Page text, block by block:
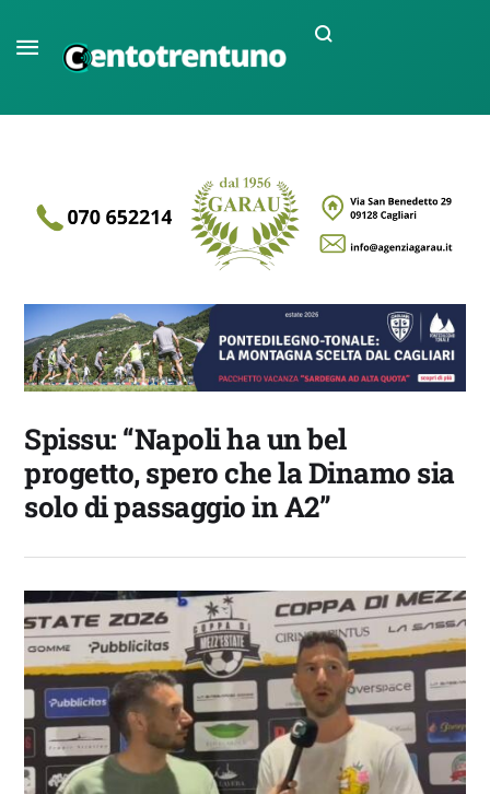
Spissu: “Napoli ha un bel
progetto, spero che la Dinamo sia
solo di passaggio in A2”